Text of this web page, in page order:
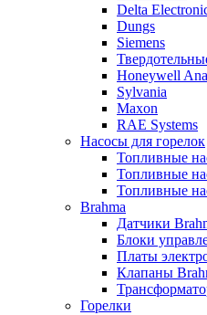
Delta
Dungs
Siemens
Honeywell
Sylvania
Maxon
RAE Systems
Насосы для горелок
Топливные
Топливные
Топливные
Brahma
Датчики
Блоки
Платы
Клапаны
Горелки